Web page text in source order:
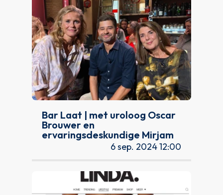
Bar Laat | met uroloog Oscar
Brouwer en
ervaringsdeskundige Mirjam
6 sep. 2024 12:00